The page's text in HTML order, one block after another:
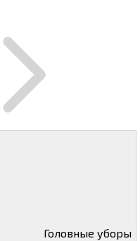
Головные уборы